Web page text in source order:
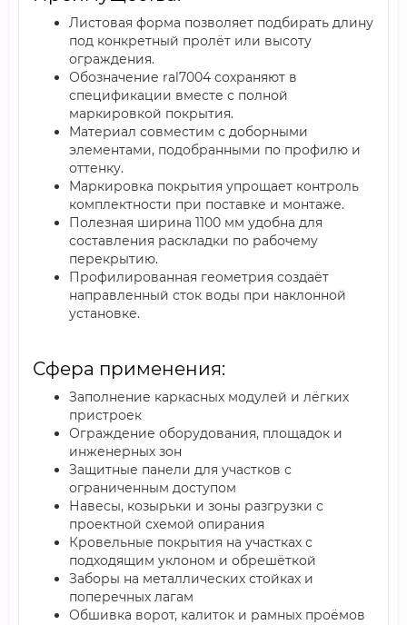
Листовая форма позволяет подбирать длину
под конкретный пролёт или высоту
ограждения.
Обозначение ral7004 сохраняют в
спецификации вместе с полной
маркировкой покрытия.
Материал совместим с доборными
элементами, подобранными по профилю и
оттенку.
Маркировка покрытия упрощает контроль
комплектности при поставке и монтаже.
Полезная ширина 1100 мм удобна для
составления раскладки по рабочему
перекрытию.
Профилированная геометрия создаёт
направленный сток воды при наклонной
установке.
Сфера применения:
Заполнение каркасных модулей и лёгких
пристроек
Ограждение оборудования, площадок и
инженерных зон
Защитные панели для участков с
ограниченным доступом
Навесы, козырьки и зоны разгрузки с
проектной схемой опирания
Кровельные покрытия на участках с
подходящим уклоном и обрешёткой
Заборы на металлических стойках и
поперечных лагам
Обшивка ворот, калиток и рамных проёмов